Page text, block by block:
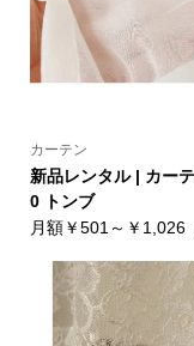
カーテン
新品レンタル | カー
0 トンブ
月額￥501～￥1,026